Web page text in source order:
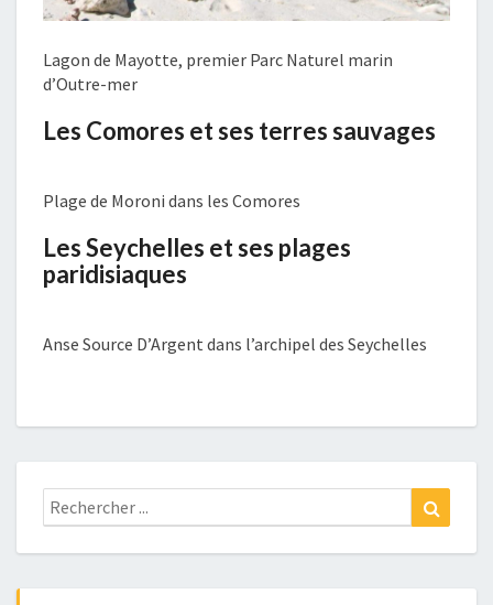
Lagon de Mayotte, premier Parc Naturel marin
d’Outre-mer
Les Comores et ses terres sauvages
Plage de Moroni dans les Comores
Les Seychelles et ses plages
paridisiaques
Anse Source D’Argent dans l’archipel des Seychelles
Rechercher
: